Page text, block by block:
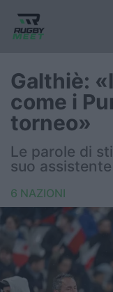
Nazionale
Nazionali
FIR
Internazionale
6 Nazioni
Galthiè:
come i
torneo»
Le parole di
suo
6 NAZIONI